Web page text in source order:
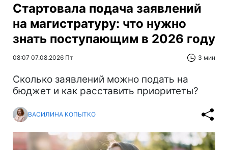
Стартовала подача заявлений
на магистратуру: что нужно
знать поступающим в 2026 году
08:07 07.08.2026 Пт 3 мин
Сколько заявлений можно подать на
бюджет и как расставить приоритеты?
ВАСИЛИНА КОПЫТКО